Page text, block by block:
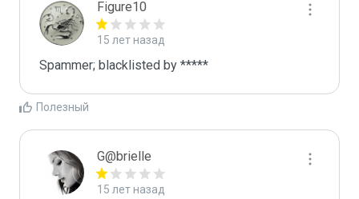
Figure10
15 лет назад
Spammer; blacklisted by *****
Полезный
G@brielle
15 лет назад